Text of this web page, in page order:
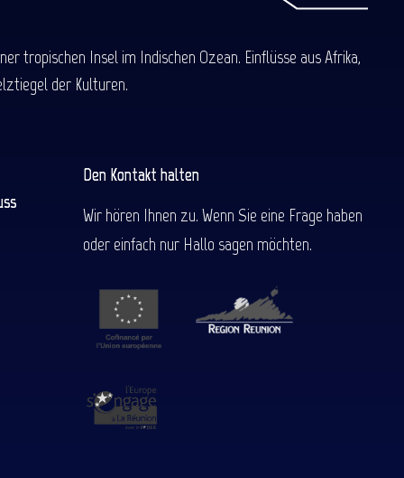
tropischen Insel im Indischen Ozean. Einflüsse aus Afrika,
der Kulturen.
Den Kontakt halten
Wir hören Ihnen zu. Wenn Sie eine Frage haben
oder einfach nur Hallo sagen möchten.